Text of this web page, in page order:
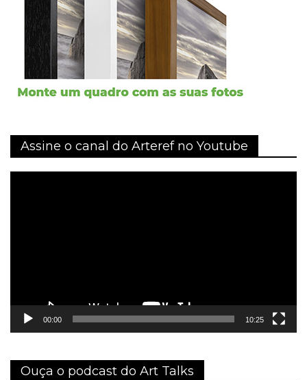
Assine o canal do Arteref no Youtube
00:00 10:25
Ouça o podcast do Art Talks